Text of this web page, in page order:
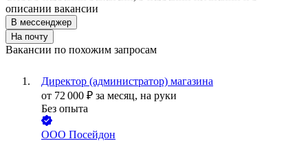
описании вакансии
В мессенджер
На почту
Вакансии по похожим запросам
Директор (администратор) магазина
от 72 000 ₽ за месяц, на руки
Без опыта
ООО Посейдон